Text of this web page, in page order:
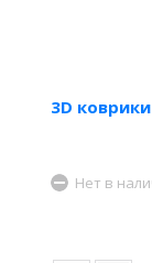
3D
Нет в